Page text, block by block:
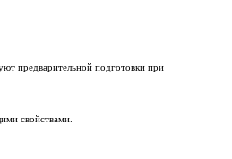
предварительной подготовки при
свойствами.